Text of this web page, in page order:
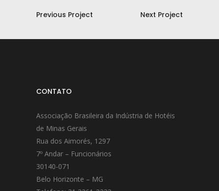
Previous Project Next Project
CONTATO
Associação Brasileira da Indústria de Hotéis
de Minas Gerais
Rua dos Aimorés, 1297
7º Andar – Funcionários
30140-071
Belo Horizonte – MG